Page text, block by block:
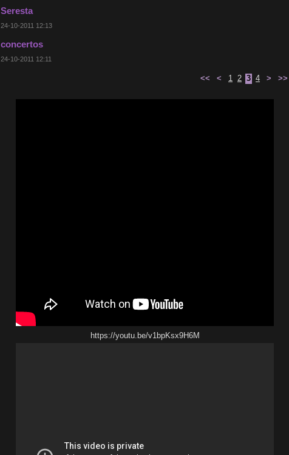
Seresta
24-10-2011 12:13
concertos
24-10-2011 12:11
<< < 1 2 3 4 > >>
https://youtu.be/v1bpKsx9H6M